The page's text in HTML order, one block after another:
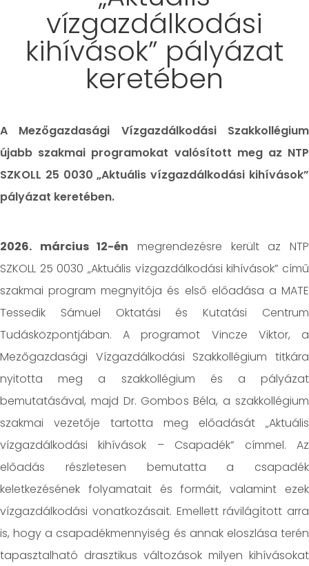
vízgazdálkodási
kihívások” pályázat
keretében
A Mezőgazdasági Vízgazdálkodási Szakkollégium
újabb szakmai programokat valósított meg az NTP
SZKOLL 25 0030 „Aktuális vízgazdálkodási kihívások”
pályázat keretében.
2026. március 12-én megrendezésre került az NTP
SZKOLL 25 0030 „Aktuális vízgazdálkodási kihívások” című
szakmai program megnyitója és első előadása a MATE
Tessedik Sámuel Oktatási és Kutatási Centrum
Tudásközpontjában. A programot Vincze Viktor, a
Mezőgazdasági Vízgazdálkodási Szakkollégium titkára
nyitotta meg a szakkollégium és a pályázat
bemutatásával, majd Dr. Gombos Béla, a szakkollégium
szakmai vezetője tartotta meg előadását „Aktuális
vízgazdálkodási kihívások – Csapadék” címmel. Az
előadás részletesen bemutatta a csapadék
keletkezésének folyamatait és formáit, valamint ezek
vízgazdálkodási vonatkozásait. Emellett rávilágított arra
is, hogy a csapadékmennyiség és annak eloszlása terén
tapasztalható drasztikus változások milyen kihívásokat